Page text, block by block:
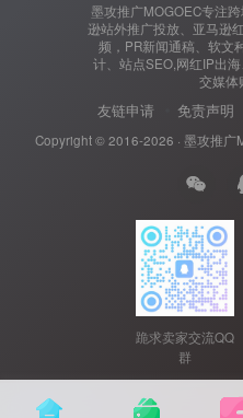
墨攻推广MOGOEC专注
逊站外推广投放、亚马逊
频，PR新闻通稿、软文
计、站点SEO,网红IP出
交媒体
友链申请 免责声明
Copyright © 2016-2026 · 墨攻推广
跪求卖家交流QQ
群